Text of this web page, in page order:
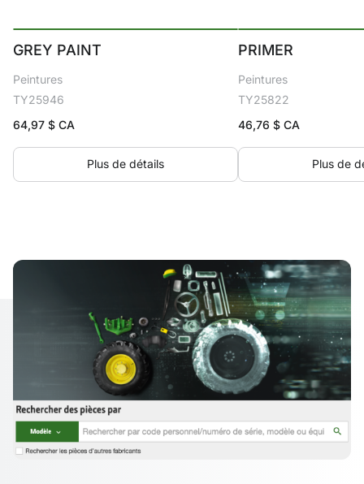
GREY PAINT
Peintures
TY25946
64,97 $ CA
Plus de détails
PRIMER
Peintures
TY25822
46,76$ CA
Plus de